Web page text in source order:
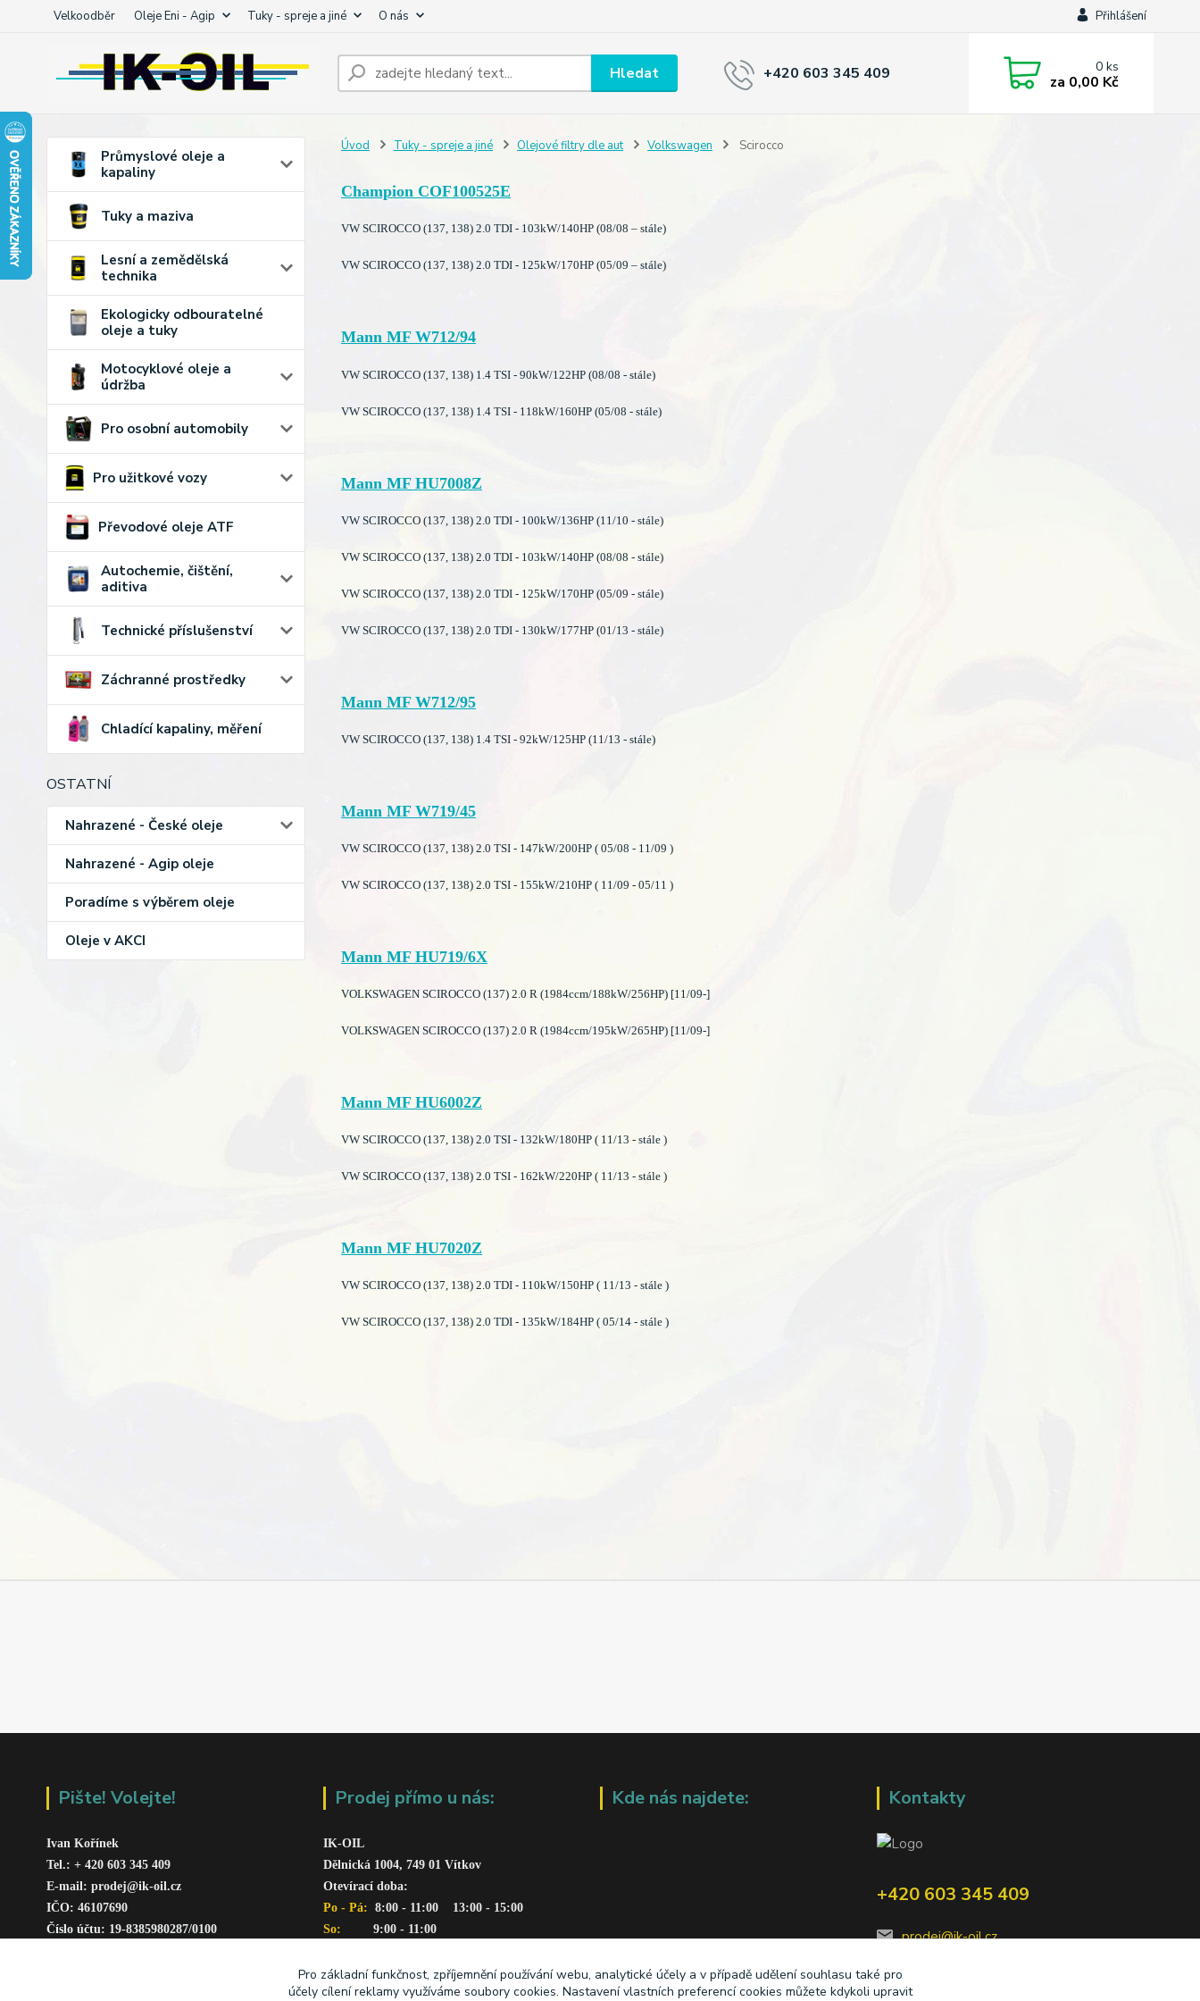
Velkoodběr Oleje Eni - Agip Tuky - spreje a jiné O nás Přihlášení
Hledat +420 603 345 409 0ks
za 0,00 Kč
Průmyslové oleje a
kapaliny
Tuky a maziva
Lesní a zemědělská
technika
Ekologicky odbouratelné
oleje a tuky
Motocyklové oleje a
údržba
Pro osobní automobily
Pro užitkové vozy
Převodové oleje ATF
Autochemie, čištění,
aditiva
Technické příslušenství
Záchranné prostředky
Chladící kapaliny, měření
OSTATNÍ
Nahrazené - České oleje
Nahrazené - Agip oleje
Poradíme s výběrem oleje
Oleje v AKCI
Úvod Tuky - spreje a jiné Olejové filtry dle aut Volkswagen Scirocco
Champion COF100525E
VW SCIROCCO (137, 138) 2.0 TDI - 103kW/140HP (08/08 – stále)
VW SCIROCCO (137, 138) 2.0 TDI - 125kW/170HP (05/09 – stále)
Mann MF W712/94
VW SCIROCCO (137, 138) 1.4 TSI - 90kW/122HP (08/08 - stále)
VW SCIROCCO (137, 138) 1.4 TSI - 118kW/160HP (05/08 - stále)
Mann MF HU7008Z
VW SCIROCCO (137, 138) 2.0 TDI - 100kW/136HP (11/10 - stále)
VW SCIROCCO (137, 138) 2.0 TDI - 103kW/140HP (08/08 - stále)
VW SCIROCCO (137, 138) 2.0 TDI - 125kW/170HP (05/09 - stále)
VW SCIROCCO (137, 138) 2.0 TDI - 130kW/177HP (01/13 - stále)
Mann MF W712/95
VW SCIROCCO (137, 138) 1.4 TSI - 92kW/125HP (11/13 - stále)
Mann MF W719/45
VW SCIROCCO (137, 138) 2.0 TSI - 147kW/200HP ( 05/08 - 11/09 )
VW SCIROCCO (137, 138) 2.0 TSI - 155kW/210HP ( 11/09 - 05/11 )
Mann MF HU719/6X
VOLKSWAGEN SCIROCCO (137) 2.0 R (1984ccm/188kW/256HP) [11/09-]
VOLKSWAGEN SCIROCCO (137) 2.0 R (1984ccm/195kW/265HP) [11/09-]
Mann MF HU6002Z
VW SCIROCCO (137, 138) 2.0 TSI - 132kW/180HP ( 11/13 - stále )
VW SCIROCCO (137, 138) 2.0 TSI - 162kW/220HP ( 11/13 - stále )
Mann MF HU7020Z
VW SCIROCCO (137, 138) 2.0 TDI - 110kW/150HP ( 11/13 - stále )
VW SCIROCCO (137, 138) 2.0 TDI - 135kW/184HP ( 05/14 - stále )
Pište! Volejte!
Ivan Kořínek
Tel.: + 420 603 345 409
E-mail: prodej@ik-oil.cz
IČO: 46107690
Číslo účtu: 19-8385980287/0100
Prodej přímo u nás:
IK-OIL
Dělnická 1004, 749 01 Vítkov
Otevírací doba:
Po - Pá: 8:00 - 11:00    13:00 - 15:00
So:
      9:00 - 11:00
Kde nás najdete: Kontakty
+420 603 345 409
prodej@ik-oil.cz
Pro základní funkčnost, zpříjemnění používání webu, analytické účely a v případě udělení souhlasu také pro
účely cílení reklamy využíváme soubory cookies. Nastavení vlastních preferencí cookies můžete kdykoli upravit